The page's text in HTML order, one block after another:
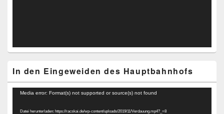
In den Eingeweiden des Hauptbahnhofs
Video-
Media error: Format(s) not supported or source(s) not found
Datei herunterladen: https://racskai.de/wp-content/uploads/2019/11/Verdauung.mp4?_=8